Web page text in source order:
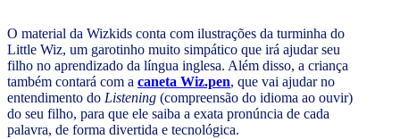
O material da Wizkids conta com ilustrações da turminha do
Little Wiz, um garotinho muito simpático que irá ajudar seu
filho no aprendizado da língua inglesa. Além disso, a criança
também contará com a caneta Wiz.pen, que vai ajudar no
entendimento do Listening (compreensão do idioma ao ouvir)
do seu filho, para que ele saiba a exata pronúncia de cada
palavra, de forma divertida e tecnológica.